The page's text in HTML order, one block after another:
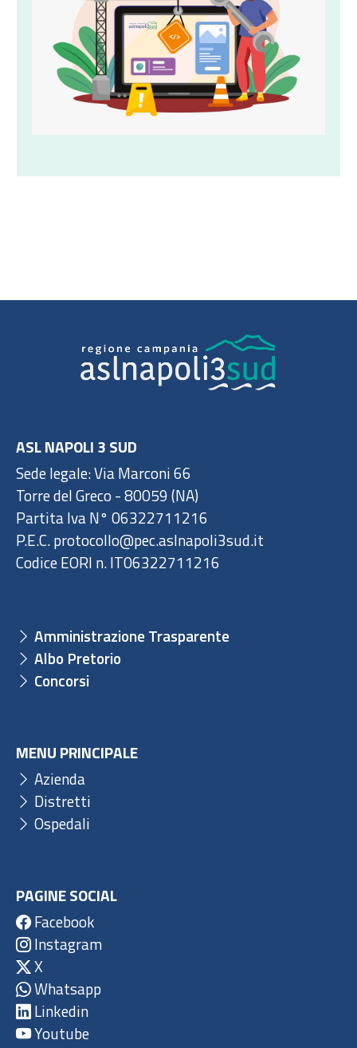
ASL NAPOLI 3 SUD
Sede legale: Via Marconi 66
Torre del Greco - 80059 (NA)
Partita Iva N° 06322711216
P.E.C. protocollo@pec.aslnapoli3sud.it
Codice EORI n. IT06322711216
Amministrazione Trasparente
Albo Pretorio
Concorsi
MENU PRINCIPALE
Azienda
Distretti
Ospedali
PAGINE SOCIAL
Facebook
Instagram
X
Whatsapp
Linkedin
Youtube